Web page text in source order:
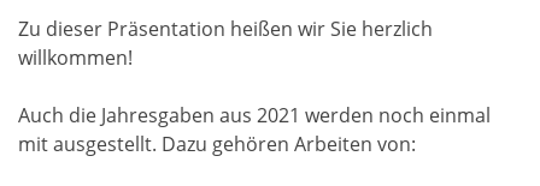
Zu dieser Präsentation heißen wir Sie herzlich
willkommen!
Auch die Jahresgaben aus 2021 werden noch einmal
mit ausgestellt. Dazu gehören Arbeiten von: